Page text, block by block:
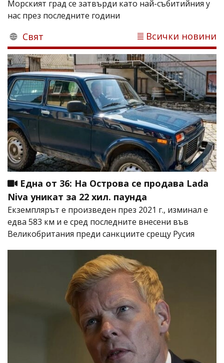
Морският град се затвърди като най-събитийния у
нас през последните години
Свят Всички новини
Една от 36: На Острова се продава Lada
Niva уникат за 22 хил. паунда
Екземплярът е произведен през 2021 г., изминал е
едва 583 км и е сред последните внесени във
Великобритания преди санкциите срещу Русия